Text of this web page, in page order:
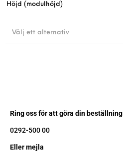
Höjd (modulhöjd)
Välj ett alternativ
Ring oss för att göra din beställning
0292-500 00
Eller mejla